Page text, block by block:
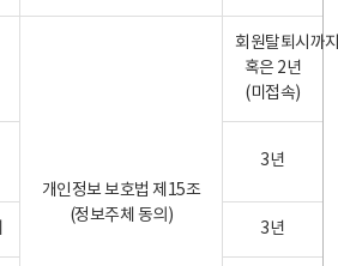
개인정보 보호법 제15조
(정보주체 동의)
회원탈퇴시까
혹은 2년
(미접속)
3년
3년